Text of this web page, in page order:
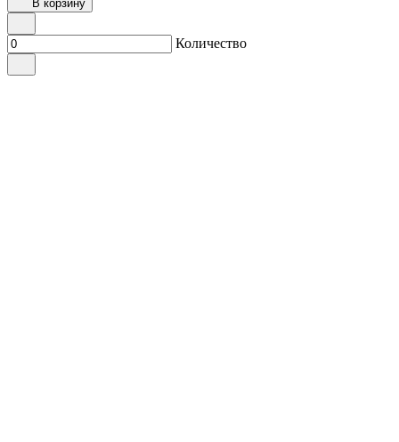
В корзину
Количество